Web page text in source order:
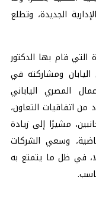
الجديدة، وتطلع
التي قام بها الدكتور
ومشاركته في
المصري الياباني
اتفاقيات التعاون،
مشيرًا إلى زيادة
وسعي الشركات
في ظل ما يتمتع به